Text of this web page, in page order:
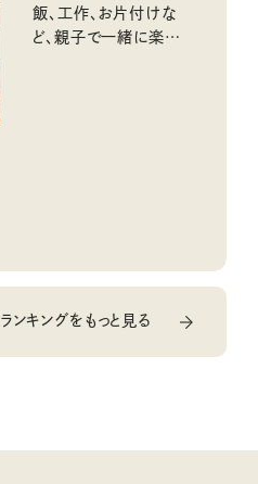
飯、工作、お片付けな
ど、親子で一緒に楽し
ランキングをもっと見る